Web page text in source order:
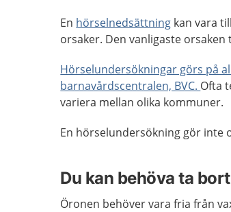
En hörselnedsättning kan vara
orsaker. Den vanligaste
Hörselundersökningar görs på
barnavårdscentralen, BVC. Ofta
variera mellan olika kommuner.
En hörselundersökning gör inte
Du kan behöva ta
Öronen behöver vara fria från